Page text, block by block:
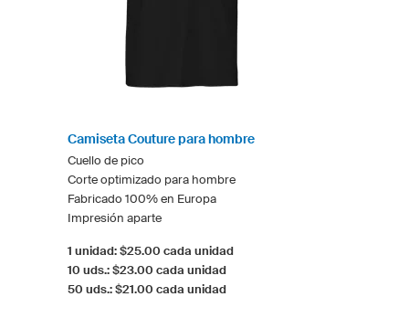
Camiseta Couture para hombre
Cuello de pico
Corte optimizado para hombre
Fabricado 100% en Europa
Impresión aparte
1 unidad: $25.00 cada unidad
10 uds.: $23.00 cada unidad
50 uds.: $21.00 cada unidad